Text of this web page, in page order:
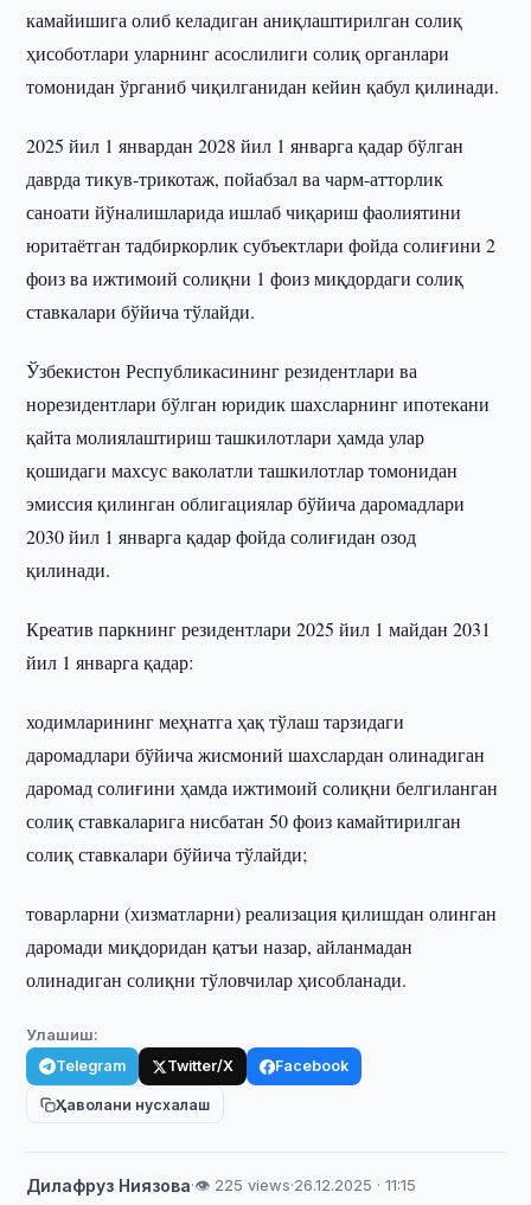
камайишига олиб келадиган аниқлаштирилган солиқ
ҳисоботлари уларнинг асослилиги солиқ органлари
томонидан ўрганиб чиқилганидан кейин қабул қилинади.
2025 йил 1 январдан 2028 йил 1 январга қадар бўлган
даврда тикув-трикотаж, пойабзал ва чарм-атторлик
саноати йўналишларида ишлаб чиқариш фаолиятини
юритаётган тадбиркорлик субъектлари фойда солиғини 2
фоиз ва ижтимоий солиқни 1 фоиз миқдордаги солиқ
ставкалари бўйича тўлайди.
Ўзбекистон Республикасининг резидентлари ва
норезидентлари бўлган юридик шахсларнинг ипотекани
қайта молиялаштириш ташкилотлари ҳамда улар
қошидаги махсус ваколатли ташкилотлар томонидан
эмиссия қилинган облигациялар бўйича даромадлари
2030 йил 1 январга қадар фойда солиғидан озод
қилинади.
Креатив паркнинг резидентлари 2025 йил 1 майдан 2031
йил 1 январга қадар:
ходимларининг меҳнатга ҳақ тўлаш тарзидаги
даромадлари бўйича жисмоний шахслардан олинадиган
даромад солиғини ҳамда ижтимоий солиқни белгиланган
солиқ ставкаларига нисбатан 50 фоиз камайтирилган
солиқ ставкалари бўйича тўлайди;
товарларни (хизматларни) реализация қилишдан олинган
даромади миқдоридан қатъи назар, айланмадан
олинадиган солиқни тўловчилар ҳисобланади.
Улашиш:
Telegram Twitter/X Facebook
Ҳаволани нусхалаш
Дилафруз Ниязова·👁 225 views·26.12.2025 · 11:15